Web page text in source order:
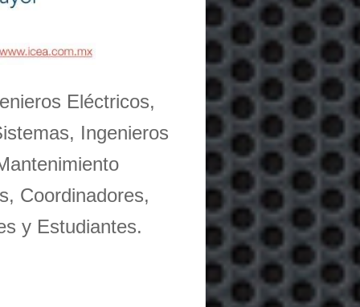
Eléctricos,
Ingenieros
Coordinadores,
y Estudiantes.